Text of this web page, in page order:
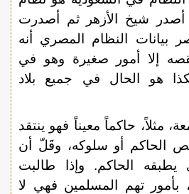
شيخ الأزهر ثم أصدرت
بيانات النظام المصري أنه
إلا أمور صغيرة وهو في
هو الحال في جميع بلاد
مثلاً، حاكماً معيناً فهو ينتقد
الحاكم أو سلوكه، وقَلّ أن
يطبقه الحاكم. وإذا طالبت
بأمور تهم المسلمين فهي لا